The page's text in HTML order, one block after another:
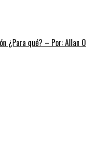
¿Para qué? – Por: Allan